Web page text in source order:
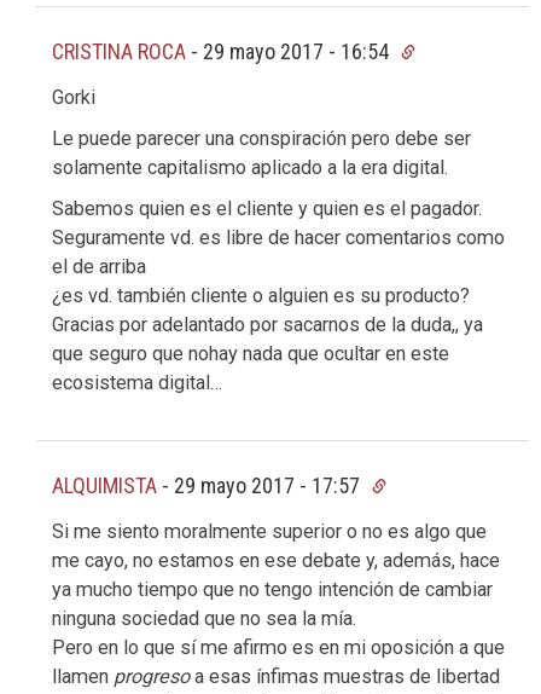
CRISTINA ROCA - 29 mayo 2017 - 16:54
Gorki
Le puede parecer una conspiración pero debe ser
solamente capitalismo aplicado a la era digital.
Sabemos quien es el cliente y quien es el pagador.
Seguramente vd. es libre de hacer comentarios como
el de arriba
¿es vd. también cliente o alguien es su producto?
Gracias por adelantado por sacarnos de la duda,, ya
que seguro que nohay nada que ocultar en este
ecosistema digital…
ALQUIMISTA - 29 mayo 2017 - 17:57
Si me siento moralmente superior o no es algo que
me cayo, no estamos en ese debate y, además, hace
ya mucho tiempo que no tengo intención de cambiar
ninguna sociedad que no sea la mía.
Pero en lo que sí me afirmo es en mi oposición a que
llamen progresoa esas ínfimas muestras de libertad